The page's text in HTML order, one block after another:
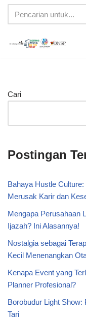
Lompat
Cari
Postingan
Bahaya Hustle
Merusak Karir dan
Mengapa Perusahaan
Ijazah? Ini Alasannya!
Nostalgia sebagai
Kecil Menenangkan
Kenapa Event yang
Planner Profesional?
Borobudur Light
Tari